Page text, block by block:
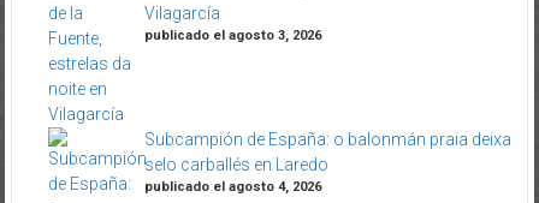
Vilagarcía
publicado el agosto 3, 2026
Subcampión de España: o balonmán praia deixa
selo carballés en Laredo
publicado el agosto 4, 2026